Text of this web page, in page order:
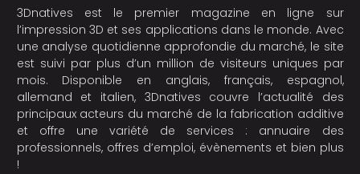
3Dnatives est le premier magazine en ligne sur
l’impression 3D et ses applications dans le monde. Avec
une analyse quotidienne approfondie du marché, le site
est suivi par plus d’un million de visiteurs uniques par
mois. Disponible en anglais, français, espagnol,
allemand et italien, 3Dnatives couvre l’actualité des
principaux acteurs du marché de la fabrication additive
et offre une variété de services : annuaire des
professionnels, offres d’emploi, évènements et bien plus
!